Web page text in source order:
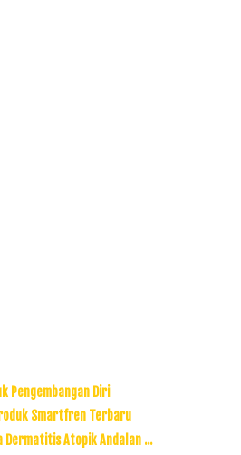
Pengembangan Diri
Smartfren Terbaru
Atopik Andalan ...